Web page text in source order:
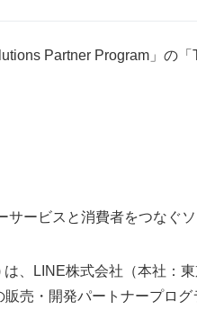
Partner Program」の
サービスと消費者をつなぐ
、LINE株式会社（本社：
売・開発パートナープロ